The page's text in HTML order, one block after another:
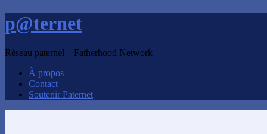
p@ternet
Réseau paternel – Fatherhood Network
À propos
Contact
Soutenir Paternet